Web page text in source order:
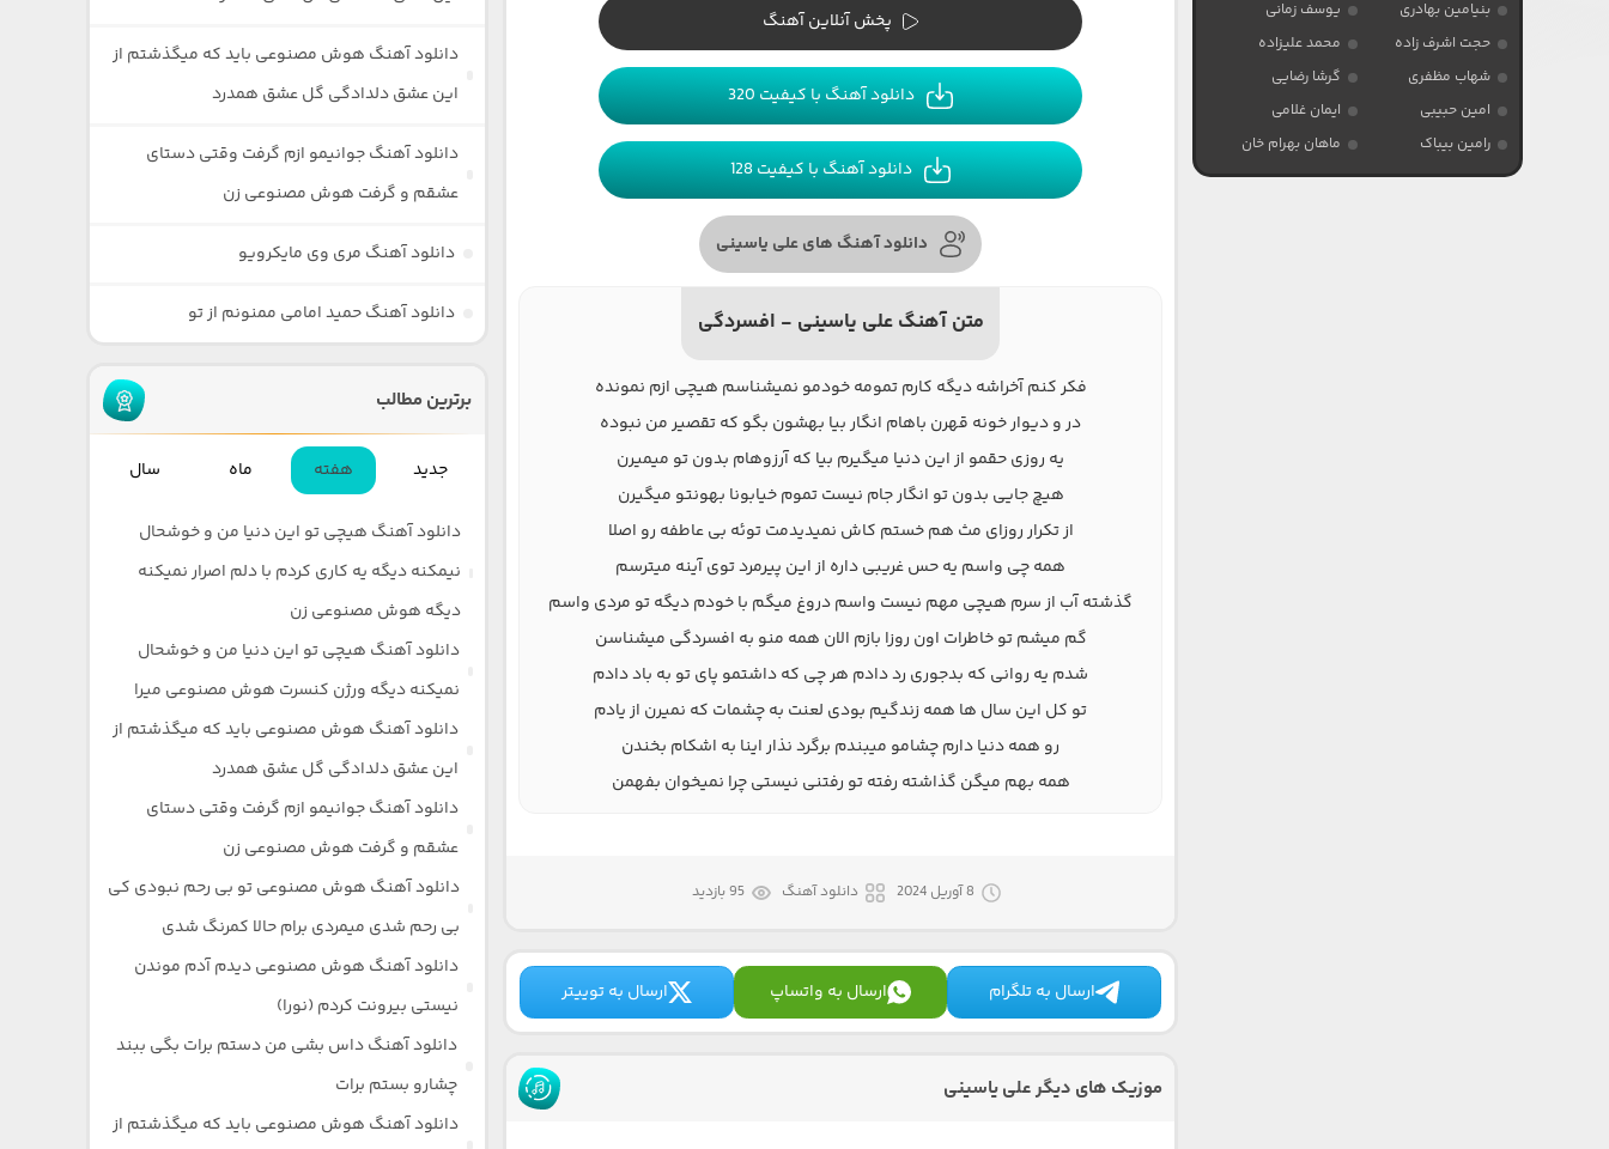
پخش آنلاین آهنگ
دانلود آهنگ با کیفیت 320
دانلود آهنگ با کیفیت 128
دانلود آهنگ های علی یاسینی
متن آهنگ علی یاسینی - افسردگی
فکر کنم آخراشه دیگه کارم تمومه خودمو نمیشناسم هیچی ازم نمونده
در و دیوار خونه قهرن باهام انگار بیا بهشون بگو که تقصیر من نبوده
یه روزی حقمو از این دنیا میگیرم بیا که آرزوهام بدون تو میمیرن
هیچ جایی بدون تو انگار جام نیست تموم خیابونا بهونتو میگیرن
از تکرار روزای مث هم خستم کاش نمیدیدمت توئه بی عاطفه رو اصلا
همه چی واسم یه حس غریبی داره از این پیرمرد توی آینه میترسم
گذشته آب از سرم هیچی مهم نیست واسم دروغ میگم با خودم دیگه تو مردی واسم
گم میشم تو خاطرات اون روزا بازم الان همه منو به افسردگی میشناسن
شدم یه روانی که بدجوری رد دادم هر چی که داشتمو پای تو به باد دادم
تو کل این سال ها همه زندگیم بودی لعنت به چشمات که نمیرن از یادم
رو همه دنیا دارم چشامو میبندم برگرد نذار اینا به اشکام بخندن
همه بهم میگن گذاشته رفته تو رفتنی نیستی چرا نمیخوان بفهمن
8 آوریل 2024 دانلود آهنگ 95 بازدید
ارسال به تلگرام ارسال به واتساپ ارسال به توییتر
موزیک های دیگر علی یاسینی
بنیامین بهادری
یوسف زمانی
حجت اشرف زاده
محمد علیزاده
شهاب مظفری
گرشا رضایی
امین حبیبی
ایمان غلامی
رامین بیباک
ماهان بهرام خان
دانلود آهنگ هوش مصنوعی باید که میگذشتم از
این عشق دلدادگی گل عشق همدرد
دانلود آهنگ جوانیمو ازم گرفت وقتی دستای
عشقم و گرفت هوش مصنوعی زن
دانلود آهنگ مری وی مایکرویو
دانلود آهنگ حمید امامی ممنونم از تو
برترین مطالب
جدید هفته ماه سال
دانلود آهنگ هیچی تو این دنیا من و خوشحال
نیمکنه دیگه یه کاری کردم با دلم اصرار نمیکنه
دیگه هوش مصنوعی زن
دانلود آهنگ هیچی تو این دنیا من و خوشحال
نمیکنه دیگه ورژن کنسرت هوش مصنوعی میرا
دانلود آهنگ هوش مصنوعی باید که میگذشتم از
این عشق دلدادگی گل عشق همدرد
دانلود آهنگ جوانیمو ازم گرفت وقتی دستای
عشقم و گرفت هوش مصنوعی زن
دانلود آهنگ هوش مصنوعی تو بی رحم نبودی کی
بی رحم شدی میمردی برام حالا کمرنگ شدی
دانلود آهنگ هوش مصنوعی دیدم آدم موندن
نیستی بیرونت کردم (نورا)
دانلود آهنگ داس بشی من دستم برات بگی ببند
چشارو بستم برات
دانلود آهنگ هوش مصنوعی باید که میگذشتم از